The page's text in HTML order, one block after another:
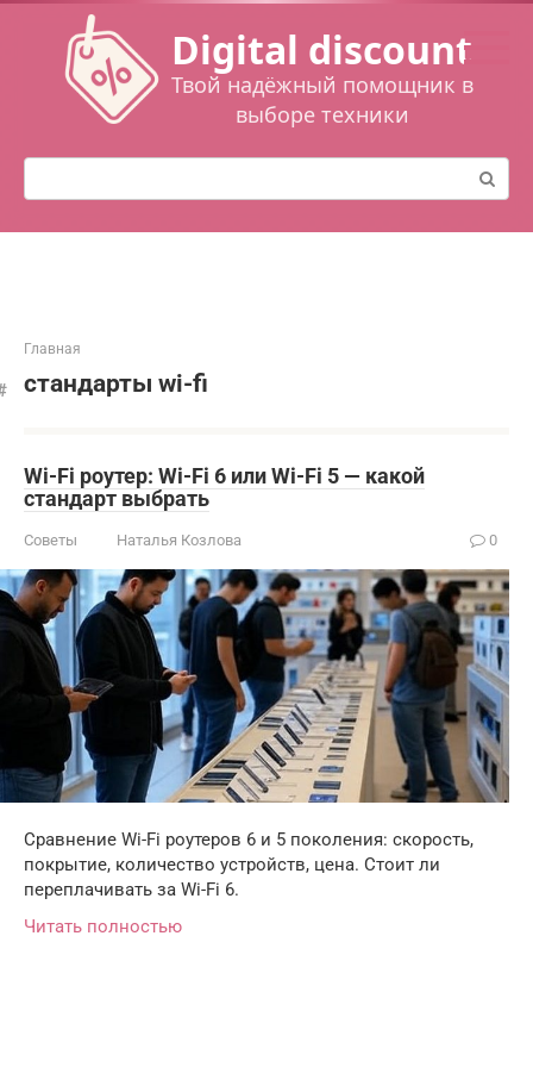
Перейти
контенту
Digital discount
Твой надёжный помощник в
выборе техники
Поиск:
Главная
стандарты wi-fi
Wi-Fi роутер: Wi-Fi 6 или Wi-Fi 5 — какой
стандарт выбрать
Советы Наталья Козлова 0
Сравнение Wi-Fi роутеров 6 и 5 поколения: скорость,
покрытие, количество устройств, цена. Стоит ли
переплачивать за Wi-Fi 6.
Читать полностью